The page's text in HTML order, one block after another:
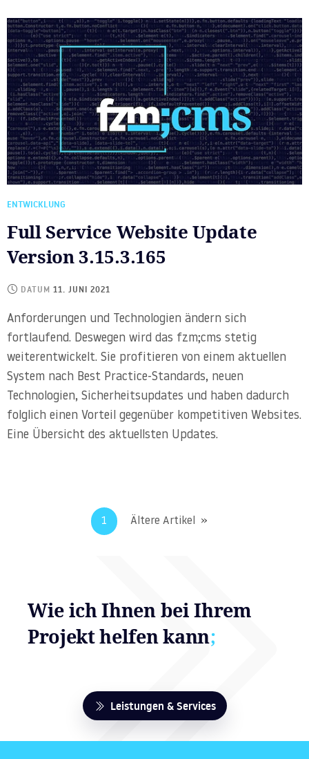
ENTWICKLUNG
Full Service Website Update
Version 3.15.3.165
DATUM 11. JUNI 2021
Anforderungen und Technologien ändern sich
fortlaufend. Deswegen wird das fzm;cms stetig
weiterentwickelt. Sie profitieren von einem aktuellen
System nach Best Practice-Standards, neuen
Technologien, Sicherheitsupdates und haben dadurch
folglich einen Vorteil gegenüber kompetitiven Websites.
Eine Übersicht des aktuellsten Updates.
1 Ältere Artikel
Wie ich Ihnen bei Ihrem
Projekt helfen kann;
Leistungen & Services